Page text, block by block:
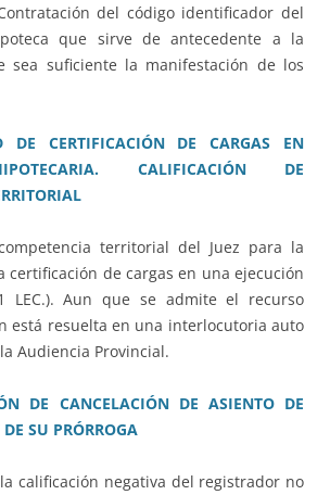
del código identificador del
que sirve de antecedente a la
sea suficiente la manifestación de los
DE CERTIFICACIÓN DE CARGAS EN
CALIFICACIÓN DE
territorial del Juez para la
certificación de cargas en una ejecución
LEC.). Aun que se admite el recurso
está resuelta en una interlocutoria auto
Audiencia Provincial.
DE CANCELACIÓN DE ASIENTO DE
SU PRÓRROGA
calificación negativa del registrador no